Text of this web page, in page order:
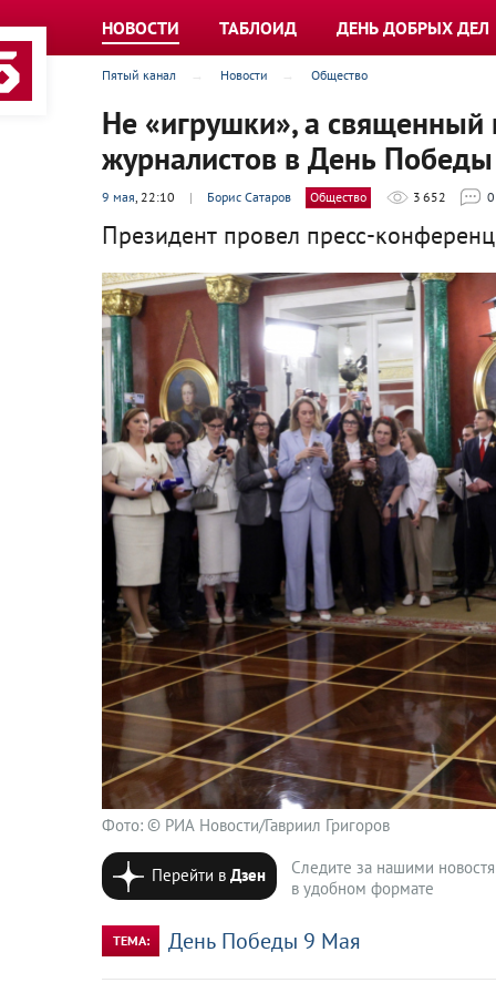
НОВОСТИ ТАБЛОИД ДЕНЬ ДОБРЫХ ДЕЛ
Пятый канал Новости Общество
Не «игрушки», а священный
журналистов в День Победы
9 мая, 22:10 | Борис Сатаров Общество 3 652 0
Президент провел пресс-
Фото: © РИА Новости/Гавриил Григоров
Перейти вДзен
Следите за нашими
в удобном формате
ТЕМА: День Победы 9 Мая